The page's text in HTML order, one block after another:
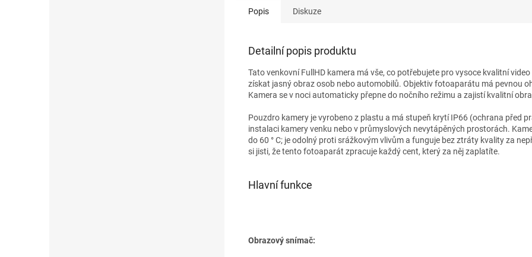
Popis Diskuze
Detailní popis produktu
Tato venkovní FullHD kamera má vše, co potřebujete pro vysoce kvalitní
získat jasný obraz osob nebo automobilů. Objektiv fotoaparátu má pevnou
Kamera se v noci automaticky přepne do nočního režimu a zajistí kvalitní
Pouzdro kamery je vyrobeno z plastu a má stupeň krytí IP66 (ochrana před
instalaci kamery venku nebo v průmyslových nevytápěných prostorách.
do 60 ° С; je odolný proti srážkovým vlivům a funguje bez ztráty kvality za
si jisti, že tento fotoaparát zpracuje každý cent, který za něj zaplatíte.
Hlavní funkce
Obrazový snímač: